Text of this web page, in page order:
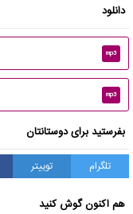
دانلود
mp3
mp3
بفرستید برای دوستانتان
تلگرام توییتر
هم اکنون گوش کنید